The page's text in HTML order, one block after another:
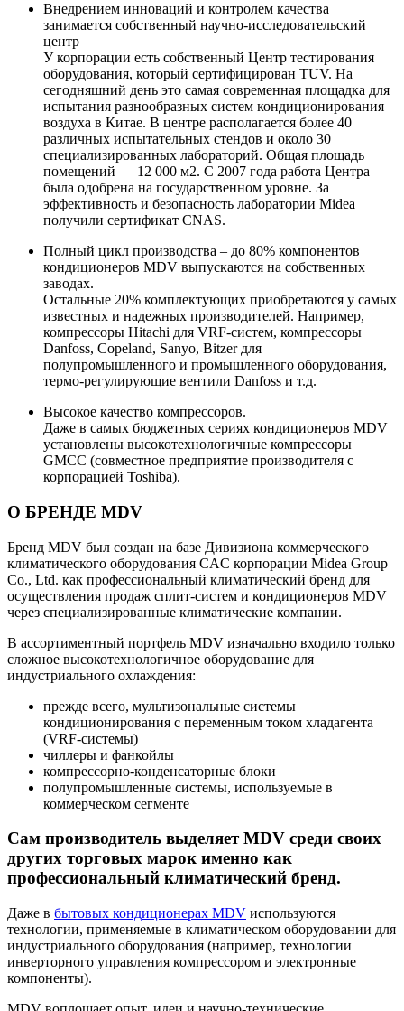
Внедрением инноваций и контролем качества
занимается собственный научно-исследовательский
центр
У корпорации есть собственный Центр тестирования
оборудования, который сертифицирован TUV. На
сегодняшний день это самая современная площадка для
испытания разнообразных систем кондиционирования
воздуха в Китае. В центре располагается более 40
различных испытательных стендов и около 30
специализированных лабораторий. Общая площадь
помещений — 12 000 м2. С 2007 года работа Центра
была одобрена на государственном уровне. За
эффективность и безопасность лаборатории Midea
получили сертификат CNAS.
Полный цикл производства – до 80% компонентов
кондиционеров MDV выпускаются на собственных
заводах.
Остальные 20% комплектующих приобретаются у самых
известных и надежных производителей. Например,
компрессоры Hitachi для VRF-систем, компрессоры
Danfoss, Copeland, Sanyo, Bitzer для
полупромышленного и промышленного оборудования,
термо-регулирующие вентили Danfoss и т.д.
Высокое качество компрессоров.
Даже в самых бюджетных сериях кондиционеров MDV
установлены высокотехнологичные компрессоры
GMCC (совместное предприятие производителя с
корпорацией Toshiba).
О БРЕНДЕ MDV
Бренд MDV был создан на базе Дивизиона коммерческого
климатического оборудования CAC корпорации Midea Group
Co., Ltd. как профессиональный климатический бренд для
осуществления продаж сплит-систем и кондиционеров MDV
через специализированные климатические компании.
В ассортиментный портфель MDV изначально входило только
сложное высокотехнологичное оборудование для
индустриального охлаждения:
прежде всего, мультизональные системы
кондиционирования с переменным током хладагента
(VRF-системы)
чиллеры и фанкойлы
компрессорно-конденсаторные блоки
полупромышленные системы, используемые в
коммерческом сегменте
Сам производитель выделяет MDV среди своих
других торговых марок именно как
профессиональный климатический бренд.
Даже в бытовых кондиционерах MDV используются
технологии, применяемые в климатическом оборудовании для
индустриального оборудования (например, технологии
инверторного управления компрессором и электронные
компоненты).